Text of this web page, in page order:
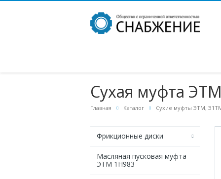
Сухая муфта
Главная Каталог Сухие муфты ЭТМ,
Фрикционные диски
Масляная пусковая муфта
ЭТМ 1Н983